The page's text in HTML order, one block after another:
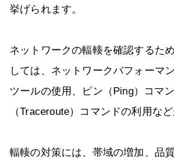
挙げられます。
ネットワークの輻輳を確認するた
しては、ネットワークパフォーマ
ツールの使用、ピン（Ping）コマ
（Traceroute）コマンドの利用な
輻輳の対策には、帯域の増加、品